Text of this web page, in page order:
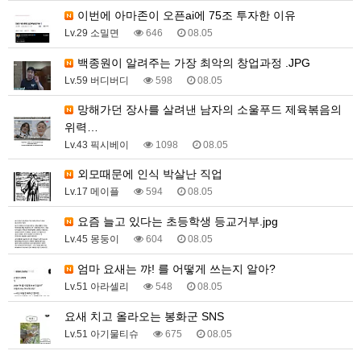
이번에 아마존이 오픈ai에 75조 투자한 이유
Lv.29 소밀면 646 08.05
백종원이 알려주는 가장 최악의 창업과정 .JPG
Lv.59 버디버디 598 08.05
위력…
Lv.43 픽시베이 1098 08.05
외모때문에 인식 박살난 직업
Lv.17 메이플 594 08.05
요즘 늘고 있다는 초등학생 등교거부.jpg
Lv.45 몽둥이 604 08.05
엄마 요새는 꺄! 를 어떻게 쓰는지 알아?
Lv.51 아라셀리 548 08.05
요새 치고 올라오는 봉화군 SNS
Lv.51 아기물티슈 675 08.05